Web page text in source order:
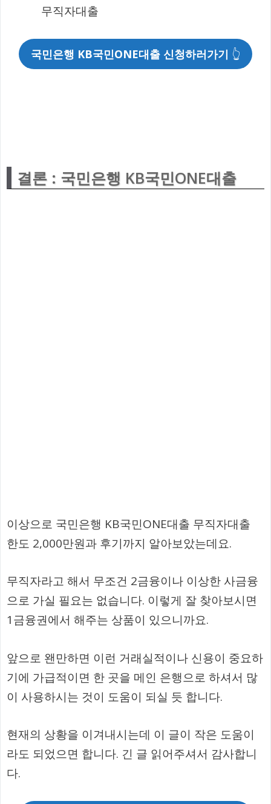
무직자대출
국민은행 KB국민ONE대출 신청하러가기 👆
결론 : 국민은행 KB국민ONE대출
이상으로 국민은행 KB국민ONE대출 무직자대출
한도 2,000만원과 후기까지 알아보았는데요.
무직자라고 해서 무조건 2금융이나 이상한 사금융
으로 가실 필요는 없습니다. 이렇게 잘 찾아보시면
1금융권에서 해주는 상품이 있으니까요.
앞으로 왠만하면 이런 거래실적이나 신용이 중요하
기에 가급적이면 한 곳을 메인 은행으로 하셔서 많
이 사용하시는 것이 도움이 되실 듯 합니다.
현재의 상황을 이겨내시는데 이 글이 작은 도움이
라도 되었으면 합니다. 긴 글 읽어주셔서 감사합니
다.